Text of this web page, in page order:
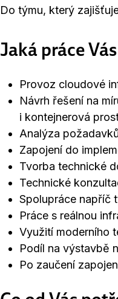
Do týmu, který
Jaká práce
Provoz cloudové
Návrh řešení na
i kontejnerová
Analýza
Zapojení do
Tvorba technické
Technické
Spolupráce napříč
Práce s reálnou
Využití moderního
Podíl na výstavbě
Po zaučení